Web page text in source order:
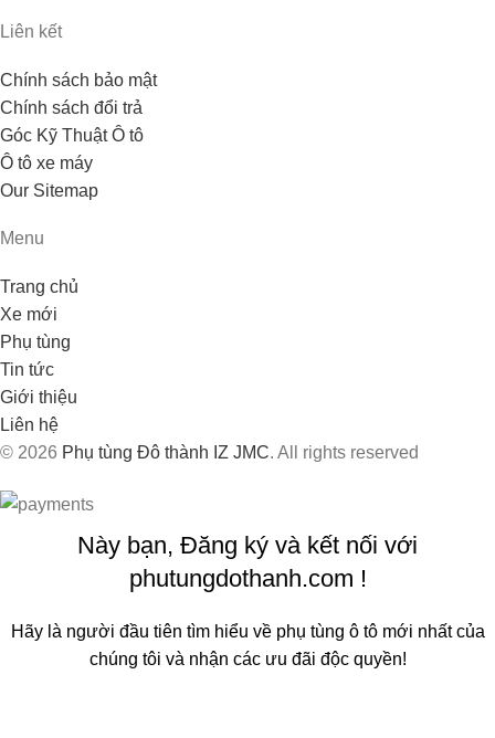
Liên kết
Chính sách bảo mật
Chính sách đổi trả
Góc Kỹ Thuật Ô tô
Ô tô xe máy
Our Sitemap
Menu
Trang chủ
Xe mới
Phụ tùng
Tin tức
Giới thiệu
Liên hệ
© 2026 Phụ tùng Đô thành IZ JMC. All rights reserved
Này bạn, Đăng ký và kết nối với
phutungdothanh.com !
Hãy là người đầu tiên tìm hiểu về phụ tùng ô tô mới nhất của
chúng tôi và nhận các ưu đãi độc quyền!